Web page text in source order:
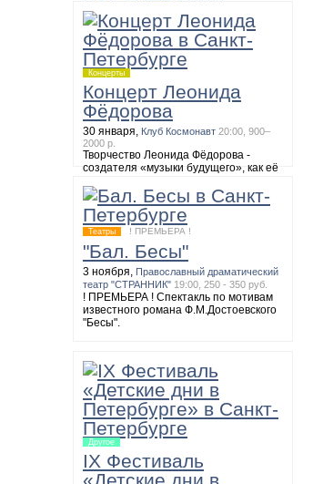
ОРКЕСТР
КОНСЕРТГЕБАУ и
Государственный
академический хор
«Латвия»
8 ноября,Большой зал академической
Филармонии имени Д.Шостаковича
МАЛЕР. Симфония №2
Концерты
Концерт Леонида
Фёдорова
30 января, Клуб Космонавт 20:00, 900–
2000 р.
Творчество Леонида Фёдорова -
создателя «музыки будущего», как её
послушать 30 января на сольном
концерте. Музыкант исполнит
собственные композиции и
полюбившиеся многим мелодии
группы «АукцЫона».
Театры ! ПРЕМЬЕРА !
"Бал. Бесы"
3 ноября, Православный драматический
театр "СТРАННИК" 19:00, 250 - 350 руб.
! ПРЕМЬЕРА ! Спектакль по мотивам
известного романа Ф.М.Достоевского
"Бесы".
Другое
IX Фестиваль